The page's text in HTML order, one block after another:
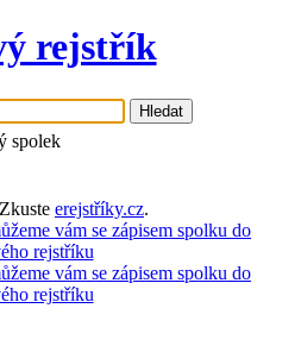
rejstřík
Hledat
spolek
erejstříky.cz.